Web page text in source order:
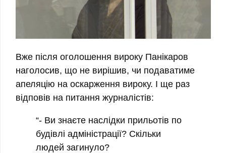
Вже після оголошення вироку Панікаров
наголосив, що не вирішив, чи подаватиме
апеляцію на оскарження вироку. І ще раз
відповів на питання журналістів:
“- Ви знаєте наслідки прильотів по
будівлі адміністрації? Скільки
людей загинуло?